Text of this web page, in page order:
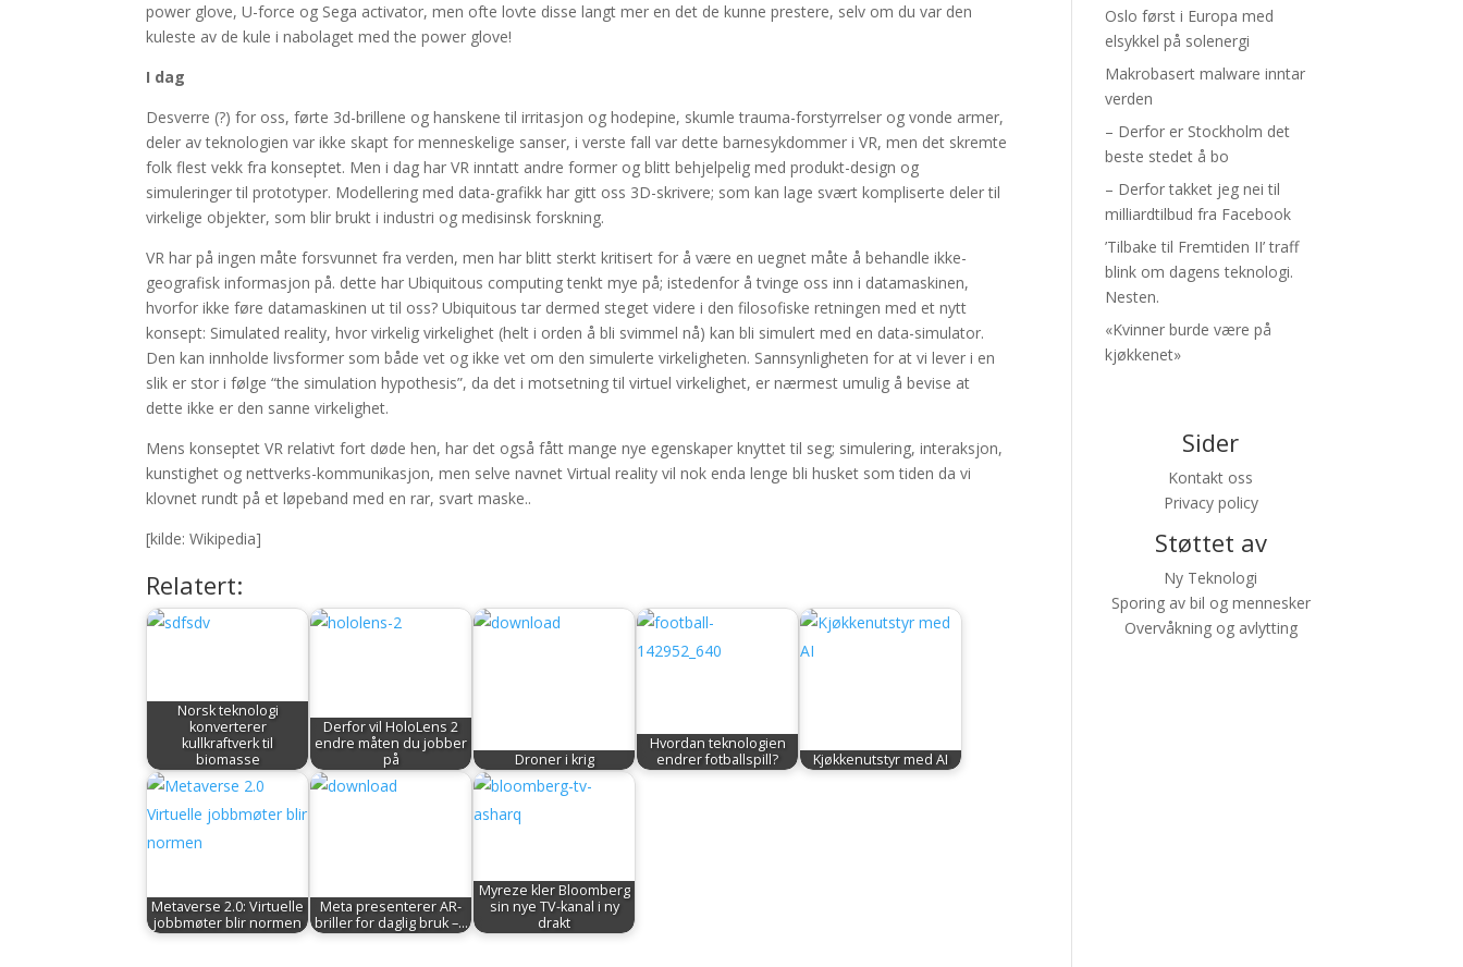
power glove, U-force og Sega activator, men ofte lovte disse langt mer en det de kunne prestere, selv om du var den
kuleste av de kule i nabolaget med the power glove!
I dag
Desverre (?) for oss, førte 3d-brillene og hanskene til irritasjon og hodepine, skumle trauma-forstyrrelser og vonde armer,
deler av teknologien var ikke skapt for menneskelige sanser, i verste fall var dette barnesykdommer i VR, men det skremte
folk flest vekk fra konseptet. Men i dag har VR inntatt andre former og blitt behjelpelig med produkt-design og
simuleringer til prototyper. Modellering med data-grafikk har gitt oss 3D-skrivere; som kan lage svært kompliserte deler til
virkelige objekter, som blir brukt i industri og medisinsk forskning.
VR har på ingen måte forsvunnet fra verden, men har blitt sterkt kritisert for å være en uegnet måte å behandle ikke-
geografisk informasjon på. dette har Ubiquitous computing tenkt mye på; istedenfor å tvinge oss inn i datamaskinen,
hvorfor ikke føre datamaskinen ut til oss? Ubiquitous tar dermed steget videre i den filosofiske retningen med et nytt
konsept: Simulated reality, hvor virkelig virkelighet (helt i orden å bli svimmel nå) kan bli simulert med en data-simulator.
Den kan innholde livsformer som både vet og ikke vet om den simulerte virkeligheten. Sannsynligheten for at vi lever i en
slik er stor i følge “the simulation hypothesis”, da det i motsetning til virtuel virkelighet, er nærmest umulig å bevise at
dette ikke er den sanne virkelighet.
Mens konseptet VR relativt fort døde hen, har det også fått mange nye egenskaper knyttet til seg; simulering, interaksjon,
kunstighet og nettverks-kommunikasjon, men selve navnet Virtual reality vil nok enda lenge bli husket som tiden da vi
klovnet rundt på et løpeband med en rar, svart maske..
[kilde: Wikipedia]
Relatert:
Norsk teknologi
konverterer
kullkraftverk til
biomasse
Derfor vil HoloLens 2
endre måten du jobber
på
Droner i krig
Hvordan teknologien
endrer fotballspill?
Kjøkkenutstyr med AI
Metaverse 2.0: Virtuelle
jobbmøter blir normen
Meta presenterer AR-
briller for daglig bruk –…
Myreze kler Bloomberg
sin nye TV-kanal i ny
drakt
Oslo først i Europa med
elsykkel på solenergi
Makrobasert malware inntar
verden
– Derfor er Stockholm det
beste stedet å bo
– Derfor takket jeg nei til
milliardtilbud fra Facebook
’Tilbake til Fremtiden II’ traff
blink om dagens teknologi.
Nesten.
«Kvinner burde være på
kjøkkenet»
Sider
Kontakt oss
Privacy policy
Støttet av
Ny Teknologi
Sporing av bil og mennesker
Overvåkning og avlytting